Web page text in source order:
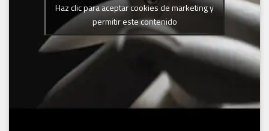
Haz clic para aceptar cookies de marketing y
permitir este contenido